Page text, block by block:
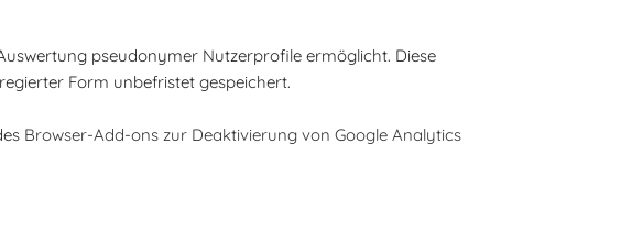
pseudonymer Nutzerprofile ermöglicht. Diese
Form unbefristet gespeichert.
Browser-Add-ons zur Deaktivierung von Google Analytics